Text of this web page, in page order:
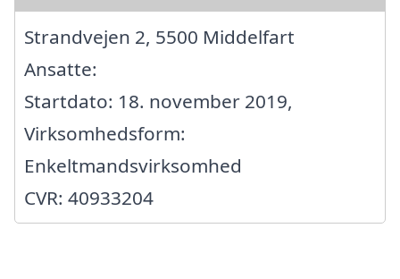
Strandvejen 2, 5500 Middelfart
Ansatte:
Startdato: 18. november 2019,
Virksomhedsform:
Enkeltmandsvirksomhed
CVR: 40933204